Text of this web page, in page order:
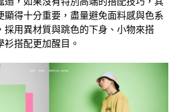
顯得十分重要，盡量避免面料感與色系
採用異材質與跳色的下身、小物來搭
衫搭配更加醒目。